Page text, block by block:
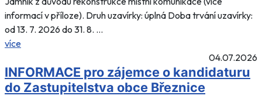
informací v příloze). Druh uzavírky: úplná Doba trvání uzavírky:
od 13. 7. 2026 do 31. 8. ...
více
04.07.2026
INFORMACE pro zájemce o kandidaturu
do Zastupitelstva obce Březnice